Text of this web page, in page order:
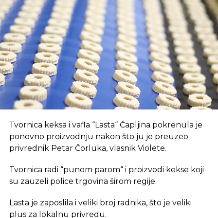
Prvo, oni pružaju brz internet i tehnološki
opremljen prostor, što je ključan preduvjet za
suvremeni način rada.
REKLAMA
U coworking prostoru, radnici su okruženi sličnim
profesionalcima, što potiče produktivnost i radnu
atmosferu koju je teško postići u kućnom
Dodatna prednost coworkinga je umrežavanje i
prostoru omogućava razmjenu ideja, kontakata i
suradnji, čime coworking prostor postaje inkubator
Tvornica keksa i vafla “Lasta“ Čapljina pokrenula je
ponovno proizvodnju nakon što ju je preuzeo
privrednik Petar Čorluka, vlasnik Violete.
Tvornica radi “punom parom“ i proizvodi kekse koji
su zauzeli police trgovina širom regije.
Lasta je zaposlila i veliki broj radnika, što je veliki
plus za lokalnu privredu.